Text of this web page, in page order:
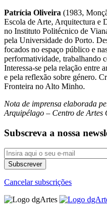
Patrícia Oliveira (1983,
Escola de Arte, Arquitectura e
no Instituto Politécnico de
pela Universidade do Porto.
focados no espaço público e
performatividade, trabalhando
Interessa-se pela relação entre
e pela reflexão sobre género.
Fronteira no Alto Minho.
Nota de imprensa elaborada
Arquipélago – Centro de Artes
Subscreva a nossa
Cancelar subscrições